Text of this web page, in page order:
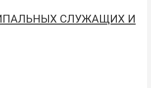
СЛУЖАЩИХ И